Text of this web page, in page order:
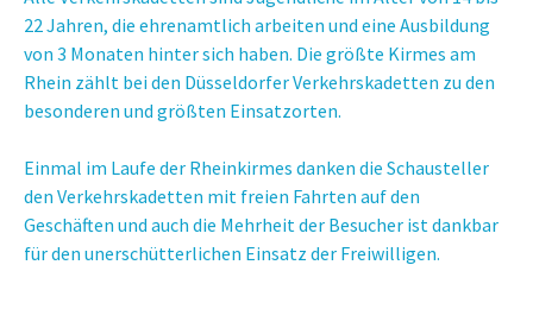
22 Jahren, die ehrenamtlich arbeiten und eine Ausbildung
von 3 Monaten hinter sich haben. Die größte Kirmes am
Rhein zählt bei den Düsseldorfer Verkehrskadetten zu den
besonderen und größten Einsatzorten.
Einmal im Laufe der Rheinkirmes danken die Schausteller
den Verkehrskadetten mit freien Fahrten auf den
Geschäften und auch die Mehrheit der Besucher ist dankbar
für den unerschütterlichen Einsatz der Freiwilligen.